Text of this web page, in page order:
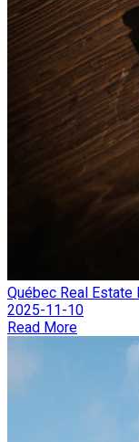
Québec Real Estate
2025-11-10
Read More